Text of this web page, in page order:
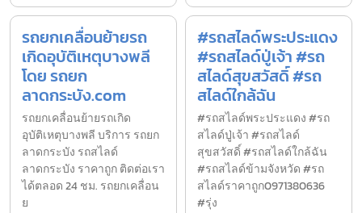
รถยกเคลื่อนย้ายรถ
เกิดอุบัติเหตุบางพลี
โดย รถยก
ลาดกระบัง.com
รถยกเคลื่อนย้ายรถเกิด
อุบัติเหตุบางพลี บริการ รถยก
ลาดกระบัง รถสไลด์
ลาดกระบัง ราคาถูก ติดต่อเรา
ได้ตลอด 24 ชม. รถยกเคลื่อน
ย
#รถสไลด์พระประแดง
#รถสไลด์ปู่เจ้า #รถ
สไลด์สุขสวัสดิ์ #รถ
สไลด์ใกล้ฉัน
#รถสไลด์พระประแดง #รถ
สไลด์ปู่เจ้า #รถสไลด์
สุขสวัสดิ์ #รถสไลด์ใกล้ฉัน
#รถสไลด์ข้ามจังหวัด #รถ
สไลด์ราคาถูก0971380636
#รุ่ง